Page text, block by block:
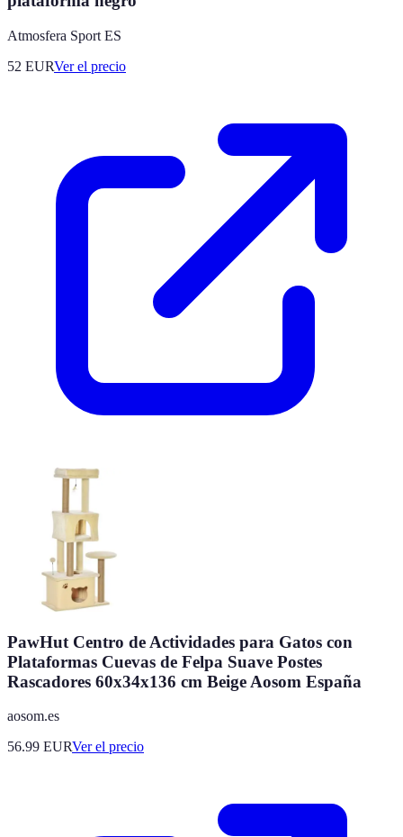
Atmosfera Sport ES
52 EURVer el precio
PawHut Centro de Actividades para Gatos con
Plataformas Cuevas de Felpa Suave Postes
Rascadores 60x34x136 cm Beige Aosom España
aosom.es
56.99 EURVer el precio